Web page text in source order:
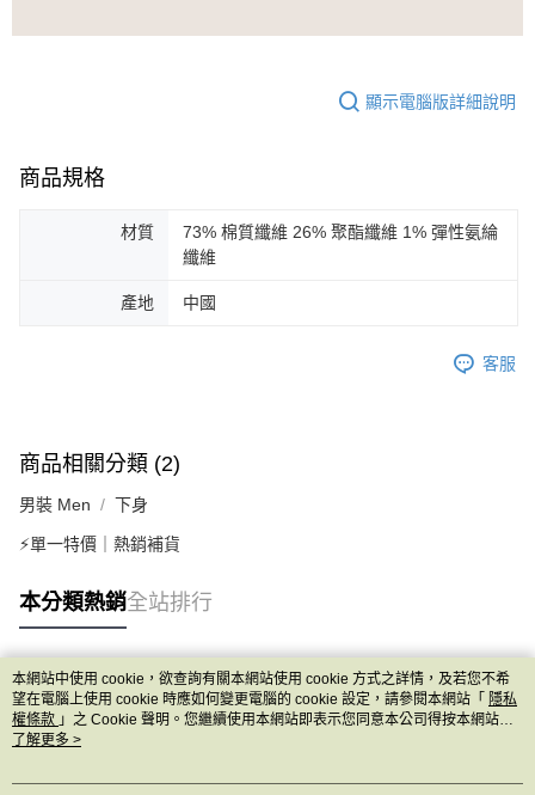
顯示電腦版詳細說明
商品規格
材質
73% 棉質纖維 26% 聚酯纖維 1% 彈性氨綸
纖維
產地 中國
客服
商品相關分類 (2)
男裝 Men 下身
⚡單一特價｜熱銷補貨
本分類熱銷全站排行
熱門標籤
本網站中使用 cookie，欲查詢有關本網站使用 cookie 方式之詳情，及若您不希
望在電腦上使用 cookie 時應如何變更電腦的 cookie 設定，請參閱本網站「 隱私
權條款 」之 Cookie 聲明。您繼續使用本網站即表示您同意本公司得按本網站使
用條款之 Cookie 聲明使用 cookie。
了解更多 >